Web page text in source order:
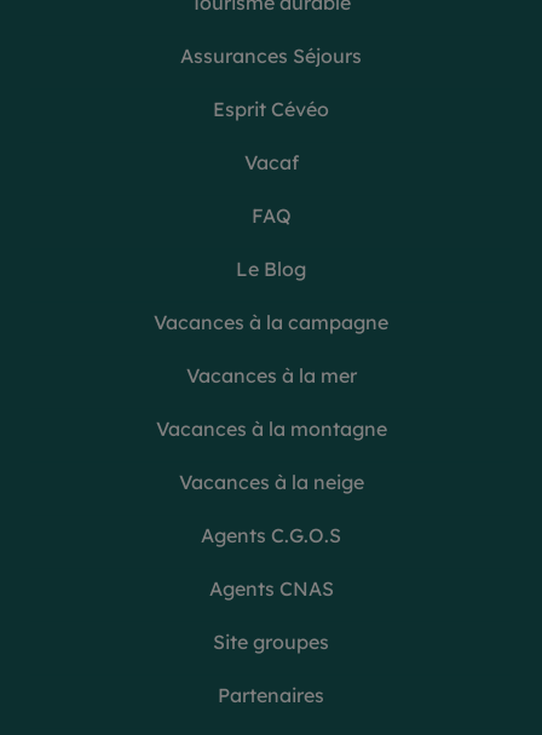
Assurances Séjours
Esprit Cévéo
Vacaf
FAQ
Le Blog
Vacances à la campagne
Vacances à la mer
Vacances à la montagne
Vacances à la neige
Agents C.G.O.S
Agents CNAS
Site groupes
Partenaires